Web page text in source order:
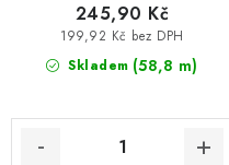
Skladem (58,8 m)
199,92 Kč bez DPH
245,90 Kč